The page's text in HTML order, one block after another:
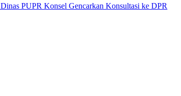
PUPR Konsel Gencarkan Konsultasi ke DPR